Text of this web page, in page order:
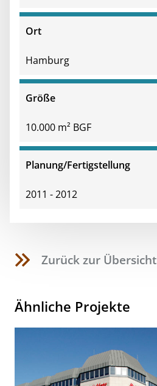
Ort
Hamburg
Größe
10.000 m² BGF
Planung/Fertigstellung
2011 - 2012
Zurück zur Übersicht
Ähnliche Projekte